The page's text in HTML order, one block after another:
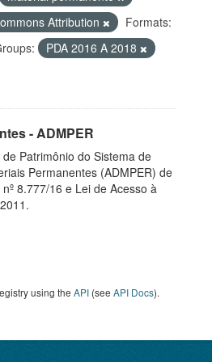
Attribution
Formats:
PDA 2016 A 2018
- ADMPER
Patrimônio do Sistema de
Permanentes (ADMPER) de
8.777/16 e Lei de Acesso à
using the API (see API Docs).